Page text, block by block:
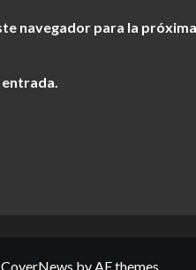
navegador para la próxima
entrada.
CoverNews by AF themes.